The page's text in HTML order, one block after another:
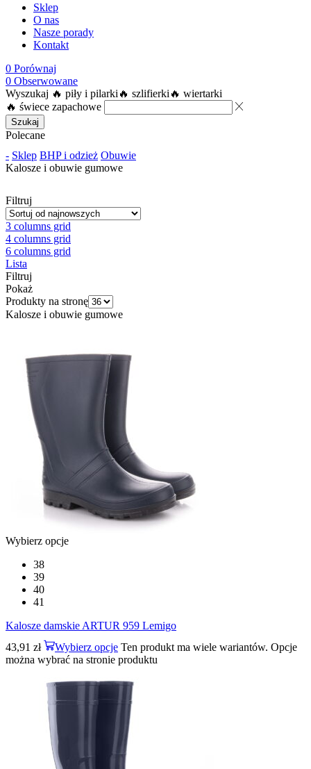
Sklep
O nas
Nasze porady
Kontakt
0 Porównaj
0 Obserwowane
Wyszukaj 🔥 piły i pilarki 🔥 szlifierki 🔥 wiertarki
🔥 świece zapachowe
Szukaj
Polecane
- Sklep BHP i odzież Obuwie
Kalosze i obuwie gumowe
Filtruj
3 columns grid
4 columns grid
6 columns grid
Lista
Filtruj
Pokaż
Produkty na stronę
Kalosze i obuwie gumowe
Wybierz opcje
38
39
40
41
Kalosze damskie ARTUR 959 Lemigo
43,91 zł Wybierz opcje Ten produkt ma wiele wariantów. Opcje
można wybrać na stronie produktu